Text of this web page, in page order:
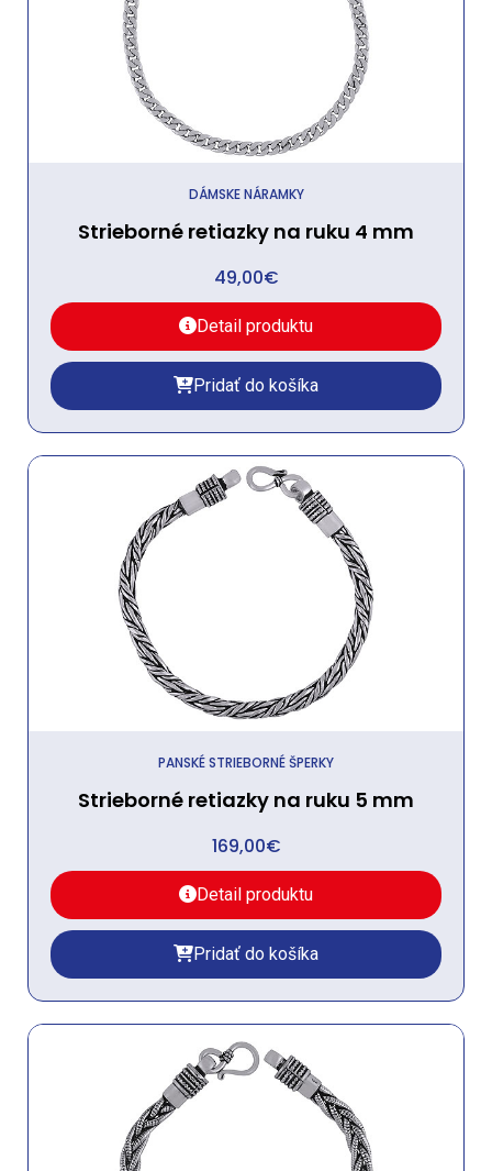
DÁMSKE NÁRAMKY
Strieborné retiazky na ruku 4 mm
49,00€
Detail produktu
Pridať do košíka
PANSKÉ STRIEBORNÉ ŠPERKY
Strieborné retiazky na ruku 5 mm
169,00€
Detail produktu
Pridať do košíka